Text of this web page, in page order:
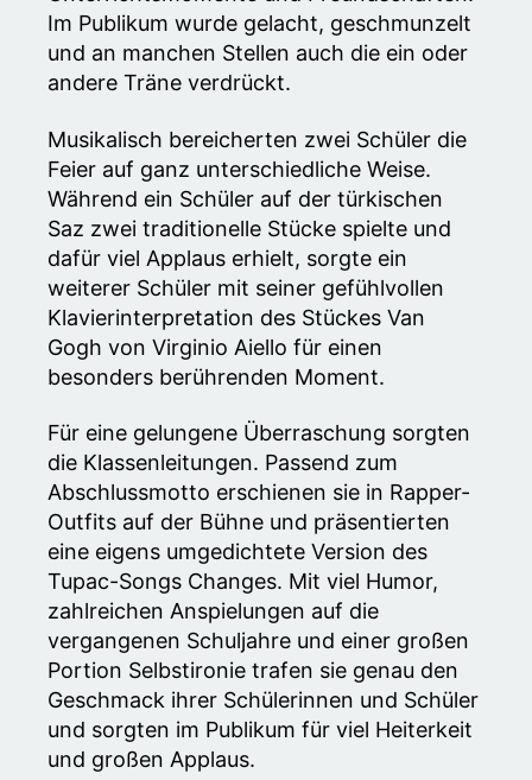
Im Publikum wurde gelacht, geschmunzelt
und an manchen Stellen auch die ein oder
andere Träne verdrückt.
Musikalisch bereicherten zwei Schüler die
Feier auf ganz unterschiedliche Weise.
Während ein Schüler auf der türkischen
Saz zwei traditionelle Stücke spielte und
dafür viel Applaus erhielt, sorgte ein
weiterer Schüler mit seiner gefühlvollen
Klavierinterpretation des Stückes Van
Gogh von Virginio Aiello für einen
besonders berührenden Moment.
Für eine gelungene Überraschung sorgten
die Klassenleitungen. Passend zum
Abschlussmotto erschienen sie in Rapper-
Outfits auf der Bühne und präsentierten
eine eigens umgedichtete Version des
Tupac-Songs Changes. Mit viel Humor,
zahlreichen Anspielungen auf die
vergangenen Schuljahre und einer großen
Portion Selbstironie trafen sie genau den
Geschmack ihrer Schülerinnen und Schüler
und sorgten im Publikum für viel Heiterkeit
und großen Applaus.